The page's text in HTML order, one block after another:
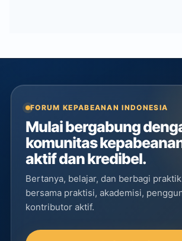
FORUM KEPABEANAN INDONESIA
Mulai bergabung
komunitas
aktif dan kredibel.
Bertanya, belajar, dan berbagi
bersama praktisi, akademisi,
kontributor aktif.